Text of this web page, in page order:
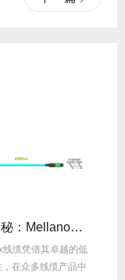
技术揭秘：Mellanox线缆低延迟背后的“信号优化”黑科技！
线缆凭借其卓越的低
，在众多线缆产品中